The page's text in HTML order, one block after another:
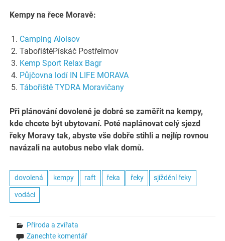
Kempy na řece Moravě:
Camping Aloisov
TabořištěPískáč Postřelmov
Kemp Sport Relax Bagr
Půjčovna lodí IN LIFE MORAVA
Tábořiště TYDRA Moravičany
Při plánování dovolené je dobré se zaměřit na kempy,
kde chcete být ubytovaní. Poté naplánovat celý sjezd
řeky Moravy tak, abyste vše dobře stihli a nejlíp rovnou
navázali na autobus nebo vlak domů.
dovolená kempy raft řeka řeky sjíždění řeky
vodáci
Příroda a zvířata
Zanechte komentář